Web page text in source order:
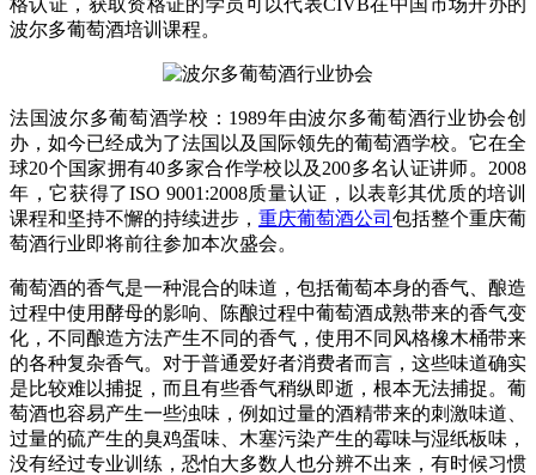
波尔多葡萄酒培训课程。
法国波尔多葡萄酒学校：1989年由波尔多葡萄酒行业协会创
办，如今已经成为了法国以及国际领先的葡萄酒学校。它在全
球20个国家拥有40多家合作学校以及200多名认证讲师。2008
年，它获得了ISO 9001:2008质量认证，以表彰其优质的培训
课程和坚持不懈的持续进步， 重庆葡萄酒公司 包括整个重庆葡
萄酒行业即将前往参加本次盛会。
葡萄酒的香气是一种混合的味道，包括葡萄本身的香气、酿造
过程中使用酵母的影响、陈酿过程中葡萄酒成熟带来的香气变
化，不同酿造方法产生不同的香气，使用不同风格橡木桶带来
的各种复杂香气。对于普通爱好者消费者而言，这些味道确实
是比较难以捕捉，而且有些香气稍纵即逝，根本无法捕捉。葡
萄酒也容易产生一些浊味，例如过量的酒精带来的刺激味道、
过量的硫产生的臭鸡蛋味、木塞污染产生的霉味与湿纸板味，
没有经过专业训练，恐怕大多数人也分辨不出来，有时候习惯